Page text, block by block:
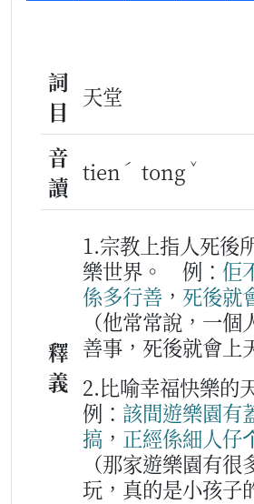
詞
目
天堂
音
讀
tien ˊ tong ˇ
釋
義
1.宗教上指人死後
樂世界。
例： 佢
係多行善 ， 死後就
（他常常說，一
善事，死後就會上
2.比喻幸福快樂的
例： 該間遊樂園有
搞 ， 正經係細人仔
（那家遊樂園有很
玩，真的是小孩子